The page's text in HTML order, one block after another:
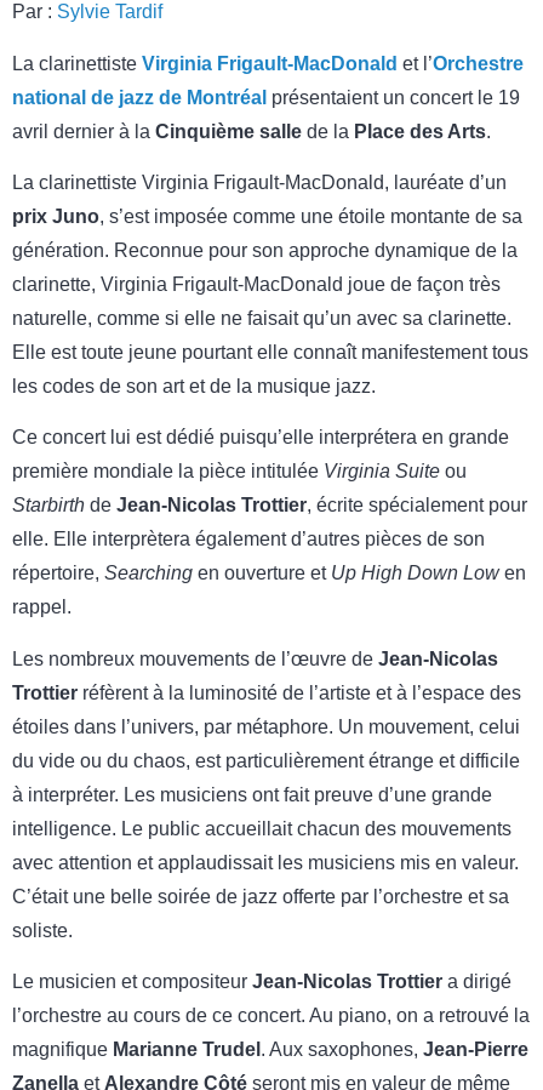
Par : Sylvie Tardif
La clarinettiste Virginia Frigault-MacDonald et l’Orchestre
national de jazz de Montréal présentaient un concert le 19
avril dernier à la Cinquième salle de la Place des Arts.
La clarinettiste Virginia Frigault-MacDonald, lauréate d’un
prix Juno, s’est imposée comme une étoile montante de sa
génération. Reconnue pour son approche dynamique de la
clarinette, Virginia Frigault-MacDonald joue de façon très
naturelle, comme si elle ne faisait qu’un avec sa clarinette.
Elle est toute jeune pourtant elle connaît manifestement tous
les codes de son art et de la musique jazz.
Ce concert lui est dédié puisqu’elle interprétera en grande
première mondiale la pièce intitulée Virginia Suite ou
Starbirth de Jean-Nicolas Trottier, écrite spécialement pour
elle. Elle interprètera également d’autres pièces de son
répertoire, Searching en ouverture et Up High Down Lowen
rappel.
Les nombreux mouvements de l’œuvre de Jean-Nicolas
Trottier réfèrent à la luminosité de l’artiste et à l’espace des
étoiles dans l’univers, par métaphore. Un mouvement, celui
du vide ou du chaos, est particulièrement étrange et difficile
à interpréter. Les musiciens ont fait preuve d’une grande
intelligence. Le public accueillait chacun des mouvements
avec attention et applaudissait les musiciens mis en valeur.
C’était une belle soirée de jazz offerte par l’orchestre et sa
soliste.
Le musicien et compositeur Jean-Nicolas Trottier a dirigé
l’orchestre au cours de ce concert. Au piano, on a retrouvé la
magnifique Marianne Trudel . Aux saxophones, Jean-Pierre
Zanella et Alexandre Côté seront mis en valeur de même